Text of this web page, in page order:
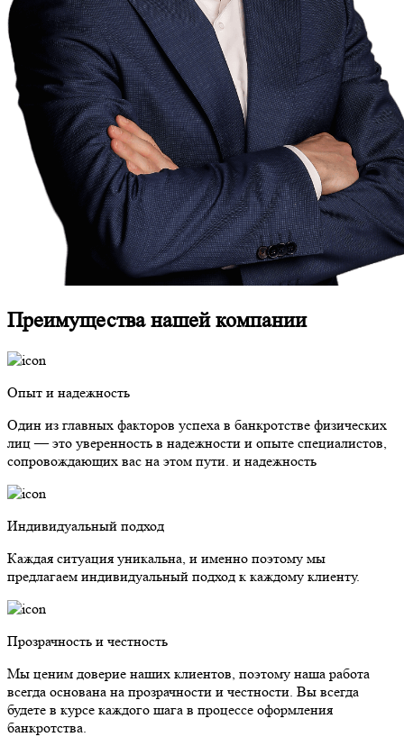
Преимущества нашей компании
Опыт и надежность
Один из главных факторов успеха в банкротстве физических
лиц — это уверенность в надежности и опыте специалистов,
сопровождающих вас на этом пути. и надежность
Индивидуальный подход
Каждая ситуация уникальна, и именно поэтому мы
предлагаем индивидуальный подход к каждому клиенту.
Прозрачность и честность
Мы ценим доверие наших клиентов, поэтому наша работа
всегда основана на прозрачности и честности. Вы всегда
будете в курсе каждого шага в процессе оформления
банкротства.